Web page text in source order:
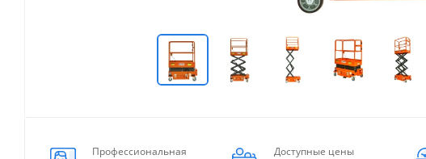
Профессиональная
Доступные цены